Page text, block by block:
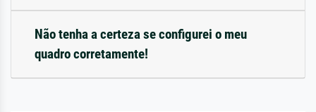
Não tenha a certeza se configurei o meu
quadro corretamente!